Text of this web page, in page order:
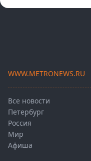
WWW.METRONEWS.RU
Все новости
Петербург
Россия
Мир
Афиша